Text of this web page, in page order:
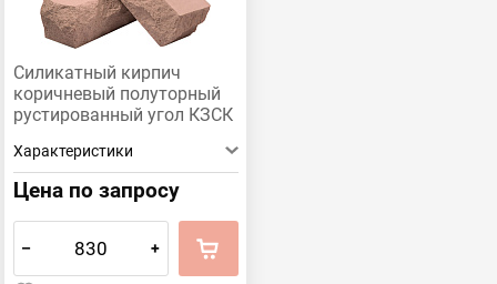
Силикатный кирпич
коричневый полуторный
рустированный угол КЗСК
Характеристики
Цена по запросу
– +